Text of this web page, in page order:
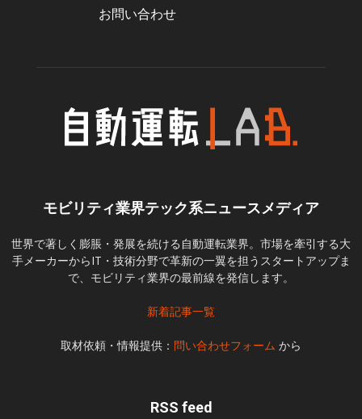
お問い合わせ
モビリティ業界テック系ニュースメディア
世界で著しく膨脹・発展を続ける自動運転業界。市場を牽引する大
手メーカーからIT・技術分野で革新の一翼を担うスタートアップま
で、モビリティ業界の最前線を発信します。
新着記事一覧
取材依頼・情報提供： 問い合わせフォーム から
RSS feed